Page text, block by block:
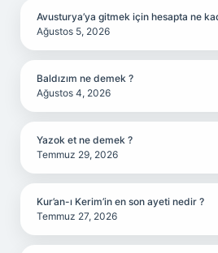
Avusturya’ya gitmek için hesapta ne
Ağustos 5, 2026
Baldızım ne demek ?
Ağustos 4, 2026
Yazok et ne demek ?
Temmuz 29, 2026
Kur’an-ı Kerim’in en son ayeti nedir ?
Temmuz 27, 2026